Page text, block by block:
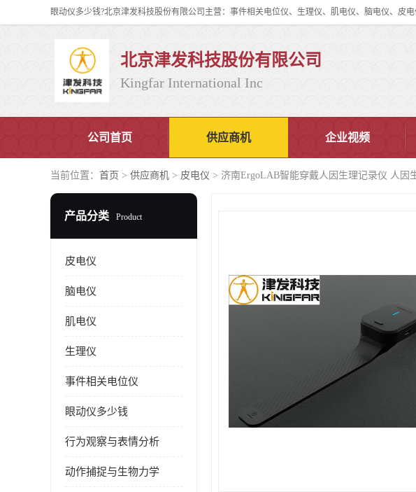
北京津发科技股份有限公司
Kingfar International Inc
公司首页 供应商机 企业视频
当前位置： 首页 > 供应商机 > 皮电仪 > 济南ErgoLAB智能穿戴人因生理记录仪 人
产品分类 Product
皮电仪
脑电仪
肌电仪
生理仪
事件相关电位仪
眼动仪多少钱
行为观察与表情分析
动作捕捉与生物力学